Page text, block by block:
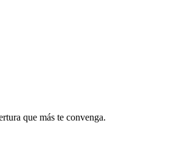
que más te convenga.